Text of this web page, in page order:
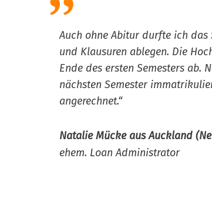
Auch ohne Abitur durfte ich
und Klausuren ablegen. Die
Ende des ersten Semesters ab.
nächsten Semester
angerechnet.“
Natalie Mücke aus Auckland
ehem. Loan Administrator